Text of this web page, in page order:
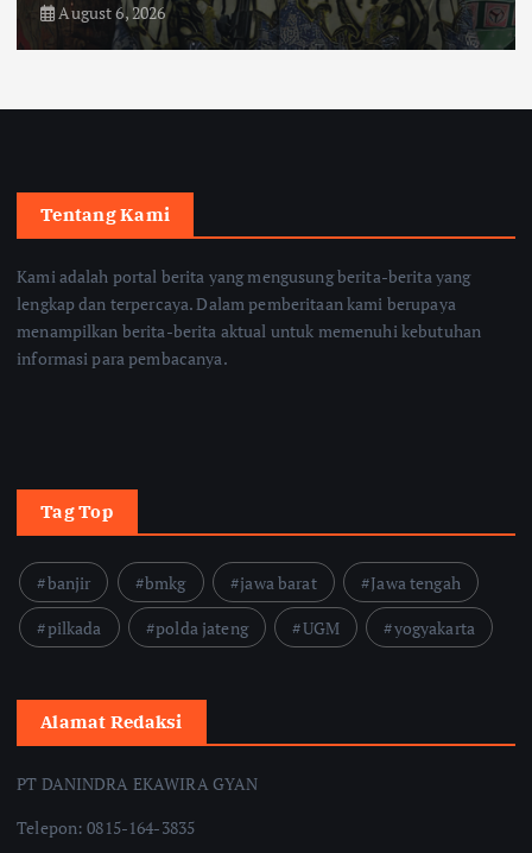
August 6, 2026
Tentang Kami
Kami adalah portal berita yang mengusung berita-berita yang
lengkap dan terpercaya. Dalam pemberitaan kami berupaya
menampilkan berita-berita aktual untuk memenuhi kebutuhan
informasi para pembacanya.
Tag Top
banjir bmkg jawa barat
Jawa tengah
pilkada
polda jateng UGM yogyakarta
Alamat Redaksi
PT DANINDRA EKAWIRA GYAN
Telepon: 0815-164-3835